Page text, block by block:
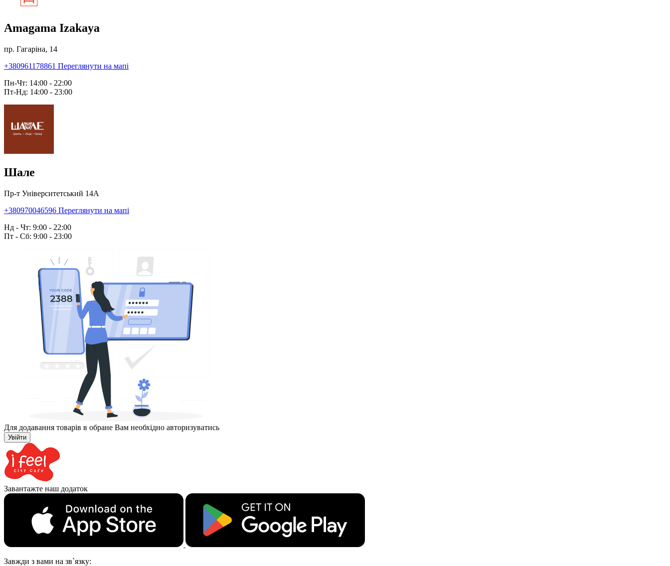
Amagama Izakaya
пр. Гагаріна, 14
+380961178861 Переглянути на мапі
Пн-Чт: 14:00 - 22:00
Пт-Нд: 14:00 - 23:00
Шале
Пр-т Університетський 14А
+380970046596 Переглянути на мапі
Нд - Чт: 9:00 - 22:00
Пт - Сб: 9:00 - 23:00
Для додавання товарів в обране Вам необхідно авторизуватись
Увійти
Завантажте наш додаток
Завжди з вами на зв`язку: